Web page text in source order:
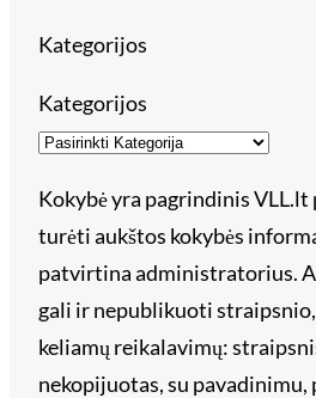
Kategorijos
Kategorijos
Kokybė yra pagrindinis VLL.lt
turėti aukštos kokybės
patvirtina administratorius.
gali ir nepublikuoti
keliamų reikalavimų:
nekopijuotas, su